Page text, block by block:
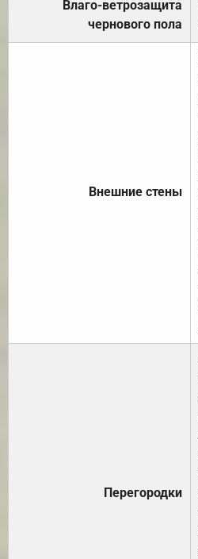
Влаго-ветрозащита
чернового пола
Внешние стены
Перегородки